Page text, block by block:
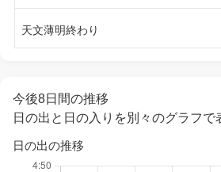
天文薄明終わり
今後8日間の推移
日の出と日の入りを別々のグラフで
日の出の推移